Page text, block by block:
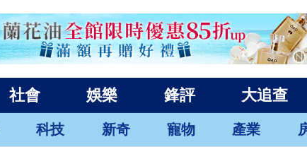
社會 娛樂 鋒評 大追查
科技 新奇 寵物 產業